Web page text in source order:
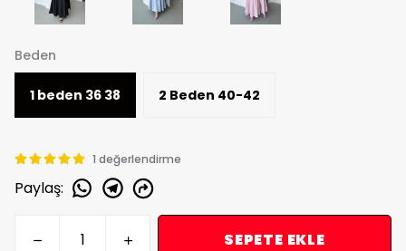
Beden
1 beden 36 38 2 Beden 40-42
1 değerlendirme
Paylaş:
SEPETE EKLE